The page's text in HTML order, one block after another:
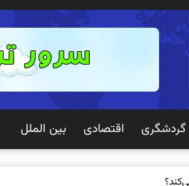
گردشگری اقتصادی بین الملل